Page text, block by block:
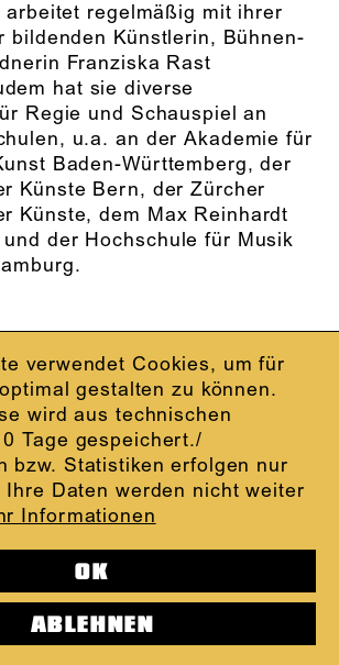
verwendet Cookies, um für
gestalten zu können.
wird aus technischen
Tage gespeichert./
bzw. Statistiken erfolgen nur
Daten werden nicht weiter
Informationen
OK
ABLEHNEN
arbeitet regelmäßig mit ihrer
bildenden Künstlerin, Bühnen-
Franziska Rast
hat sie diverse
Regie und Schauspiel an
u.a. an der Akademie für
Baden-Württemberg, der
Künste Bern, der Zürcher
Künste, dem Max Reinhardt
der Hochschule für Musik
069.212.49.49.4